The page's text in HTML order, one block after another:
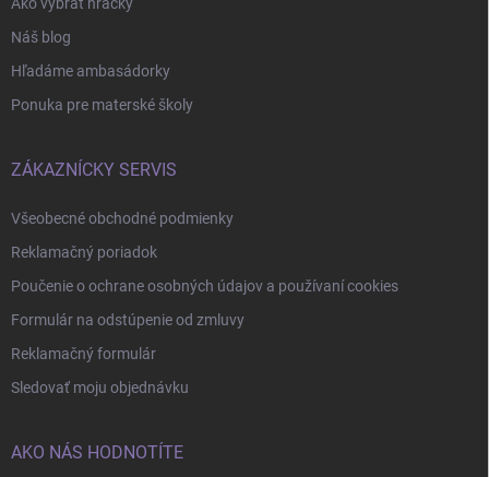
Náš blog
Hľadáme ambasádorky
Ponuka pre materské školy
ZÁKAZNÍCKY SERVIS
Všeobecné obchodné podmienky
Reklamačný poriadok
Poučenie o ochrane osobných údajov a používaní cookies
Formulár na odstúpenie od zmluvy
Reklamačný formulár
Sledovať moju objednávku
AKO NÁS HODNOTÍTE